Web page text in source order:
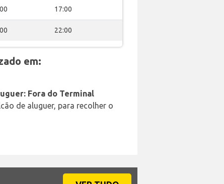
17:00
22:00
em:
Fora do Terminal
de aluguer, para recolher o